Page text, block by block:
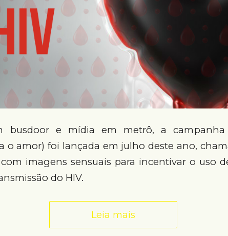
busdoor e mídia em metrô, a campanha
o amor) foi lançada em julho deste ano,
imagens sensuais para incentivar o uso
do HIV.
Leia mais